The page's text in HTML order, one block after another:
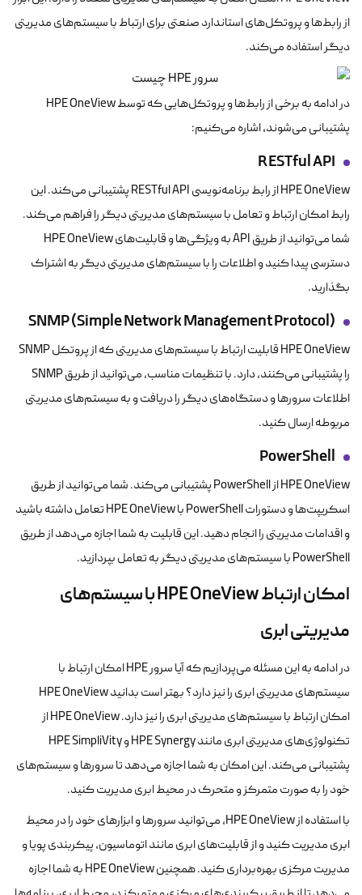
از رابط‌ها و پروتکل‌های استاندارد صنعتی برای ارتباط با سیستم‌های مدیریتی
دیگر استفاده می‌کند.
در ادامه به برخی از رابط‌ها و پروتکل‌هایی که توسط HPE OneView
پشتیبانی می‌شوند، اشاره می‌کنیم:
RESTful API
HPE OneView از رابط برنامه‌نویسی RESTful API پشتیبانی می‌کند. این
رابط امکان ارتباط و تعامل با سیستم‌های مدیریتی دیگر را فراهم می‌کند.
شما می‌توانید از طریق API به ویژگی‌ها و قابلیت‌های HPE OneView
دسترسی پیدا کنید و اطلاعات را با سیستم‌های مدیریتی دیگر به اشتراک
بگذارید.
SNMP (Simple Network Management Protocol)
HPE OneView قابلیت ارتباط با سیستم‌های مدیریتی که از پروتکل SNMP
را پشتیبانی می‌کنند، دارد. با تنظیمات مناسب، می‌توانید از طریق SNMP
اطلاعات سرورها و دستگاه‌های دیگر را دریافت و به سیستم‌های مدیریتی
مربوطه ارسال کنید.
PowerShell
HPE OneView از PowerShell پشتیبانی می‌کند. شما می‌توانید از طریق
اسکریپت‌ها و دستورات PowerShell با HPE OneView تعامل داشته باشید
و اقدامات مدیریتی را انجام دهید. این قابلیت به شما اجازه می‌دهد از طریق
PowerShell با سیستم‌های مدیریتی دیگر به تعامل بپردازید.
امکان ارتباط HPE OneView با سیستم‌های
مدیریتی ابری
در ادامه به این مسئله می‌پردازیم که آیا سرور HPE امکان ارتباط با
سیستم‌های مدیریتی ابری را نیز دارد؟ بهتر است بدانید HPE OneView
امکان ارتباط با سیستم‌های مدیریتی ابری را نیز دارد. HPE OneView از
تکنولوژی‌های مدیریتی ابری مانند HPE Synergy و HPE SimpliVity
پشتیبانی می‌کند. این امکان به شما اجازه می‌دهد تا سرورها و سیستم‌های
خود را به صورت متمرکز و متحرک در محیط ابری مدیریت کنید.
با استفاده از HPE OneView، می‌توانید سرورها و ابزارهای خود را در محیط
ابری مدیریت کنید و از قابلیت‌های ابری مانند اتوماسیون، پیکربندی پویا و
مدیریت مرکزی بهره‌برداری کنید. همچنین HPE OneView به شما اجازه